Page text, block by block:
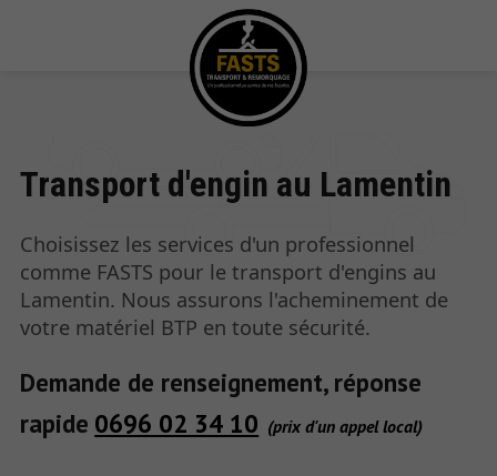
Transport d'engin au Lamentin
Choisissez les services d'un professionnel
comme FASTS pour le transport d'engins au
Lamentin. Nous assurons l'acheminement de
votre matériel BTP en toute sécurité.
Demande de renseignement, réponse
rapide 0696 02 34 10